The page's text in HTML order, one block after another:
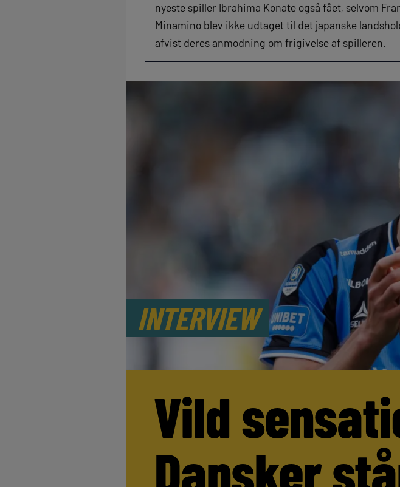
nyeste spiller Ibrahima Konate også fået, selvom
Minamino blev ikke udtaget til det japanske
afvist deres anmodning om frigivelse af spilleren.
INTERVIEW
Vild
Dansker